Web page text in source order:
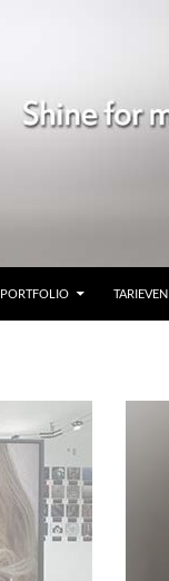
PORTFOLIO TARIEVEN